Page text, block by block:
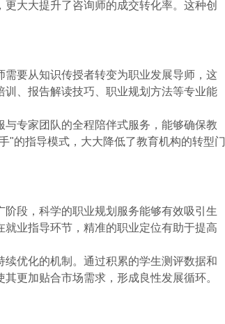
大大提升了咨询师的成交转化率。这种创
要从知识传授者转变为职业发展导师，这
、报告解读技巧、职业规划方法等专业能
专家团队的全程陪伴式服务，能够确保教
"的指导模式，大大降低了教育机构的转型门
段，科学的职业规划服务能够有效吸引生
业指导环节，精准的职业定位有助于提高
优化的机制。通过积累的学生测评数据和
更加贴合市场需求，形成良性发展循环。